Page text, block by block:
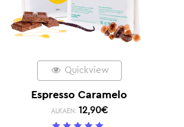
Quickview
Espresso Caramelo
ALKAEN: 12,90€